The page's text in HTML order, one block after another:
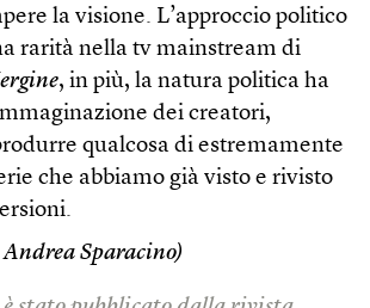
la visione. L’approccio politico
rarità nella tv mainstream di
, in più, la natura politica ha
dei creatori,
qualcosa di estremamente
che abbiamo già visto e rivisto
Sparacino)